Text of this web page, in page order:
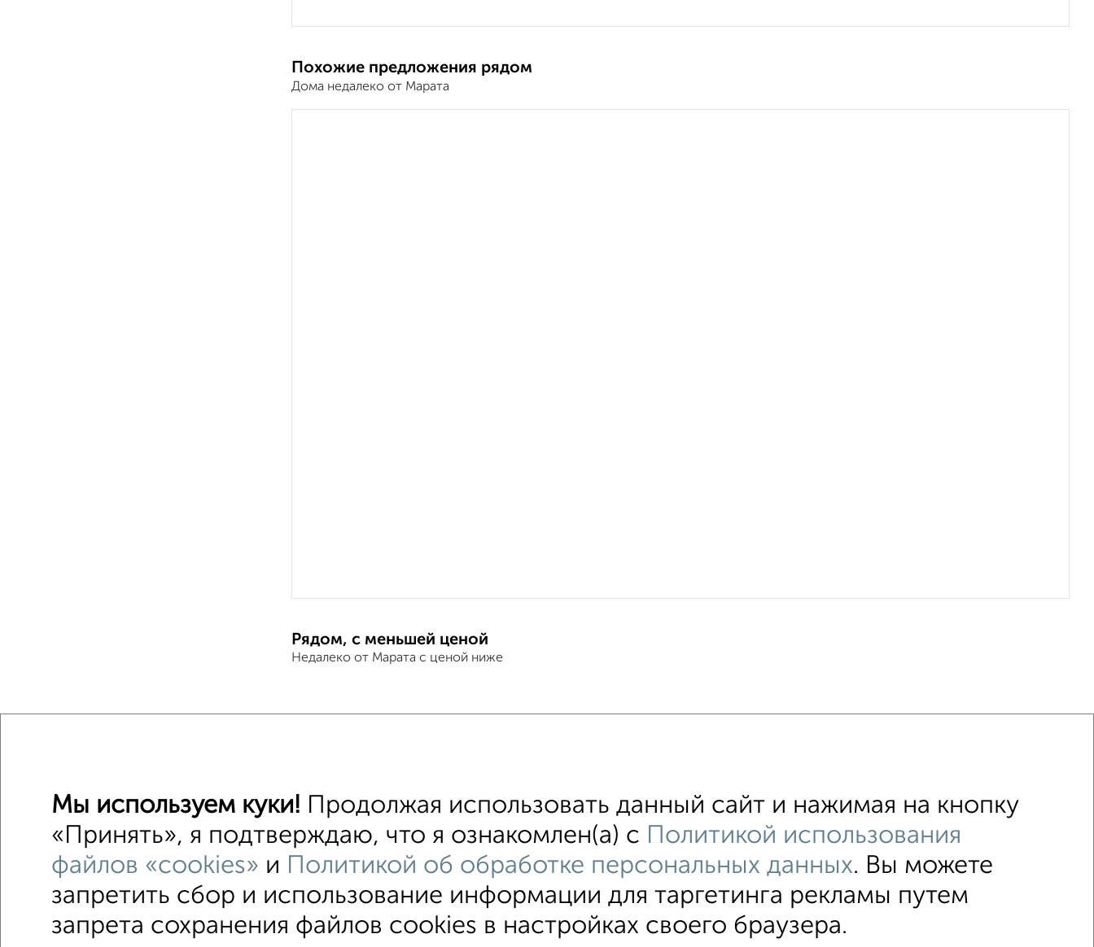
Похожие предложения рядом
Дома недалеко от Марата
Рядом, с меньшей ценой
Недалеко от Марата с ценой ниже
Одноэтажные В черте города С мебелью
↑ НАВЕРХ К МЕНЮ
На сутки На длительный срок Без посредников
Мы используем куки! Продолжая использовать данный сайт и нажимая на кнопку
«Принять», я подтверждаю, что я ознакомлен(а) с Политикой использования
файлов «cookies» и Политикой об обработке персональных данных. Вы можете
запретить сбор и использование информации для таргетинга рекламы путем
запрета сохранения файлов cookies в настройках своего браузера.